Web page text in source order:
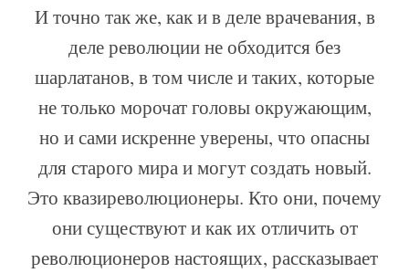
И точно так же, как и в деле врачевания, в
деле революции не обходится без
шарлатанов, в том числе и таких, которые
не только морочат головы окружающим,
но и сами искренне уверены, что опасны
для старого мира и могут создать новый.
Это квазиреволюционеры. Кто они, почему
они существуют и как их отличить от
революционеров настоящих, рассказывает